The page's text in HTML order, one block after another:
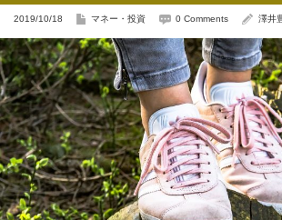
2019/10/18 マネー・投資 0 Comments 澤井